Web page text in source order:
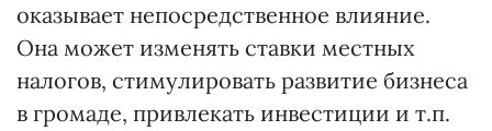
оказывает непосредственное влияние.
Она может изменять ставки местных
налогов, стимулировать развитие бизнеса
в громаде, привлекать инвестиции и т.п.